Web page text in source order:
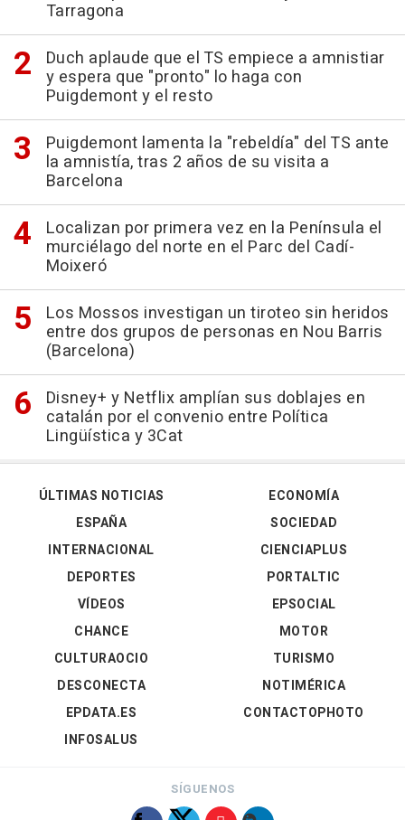
Tarragona
Duch aplaude que el TS empiece a amnistiar
y espera que "pronto" lo haga con
Puigdemont y el resto
Puigdemont lamenta la "rebeldía" del TS ante
la amnistía, tras 2 años de su visita a
Barcelona
Localizan por primera vez en la Península el
murciélago del norte en el Parc del Cadí-
Moixeró
Los Mossos investigan un tiroteo sin heridos
entre dos grupos de personas en Nou Barris
(Barcelona)
Disney+ y Netflix amplían sus doblajes en
catalán por el convenio entre Política
Lingüística y 3Cat
ÚLTIMAS NOTICIAS
ESPAÑA
INTERNACIONAL
DEPORTES
VÍDEOS
ECONOMÍA
SOCIEDAD
CIENCIAPLUS
PORTALTIC
EPSOCIAL
CHANCE
CULTURAOCIO
DESCONECTA
EPDATA.ES
INFOSALUS
MOTOR
TURISMO
NOTIMÉRICA
CONTACTOPHOTO
SÍGUENOS